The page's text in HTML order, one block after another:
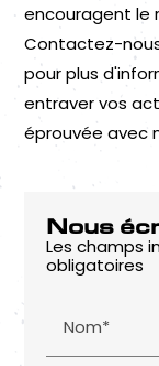
encouragent le
Contactez-nous
pour plus
entraver vos
éprouvée avec
Nous
Les champs
obligatoires
Nom*